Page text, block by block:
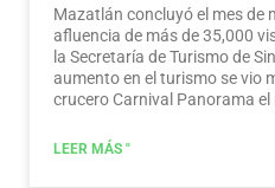
Mazatlán concluyó el mes de
afluencia de más de 35,000
la Secretaría de Turismo de
aumento en el turismo se vio
crucero Carnival Panorama el
LEER MÁS "